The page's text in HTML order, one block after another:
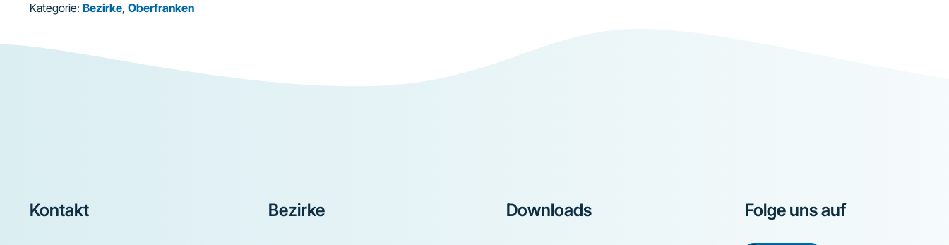
Kategorie: Bezirke, Oberfranken
Footer
Kontakt Bezirke Downloads Folge uns auf